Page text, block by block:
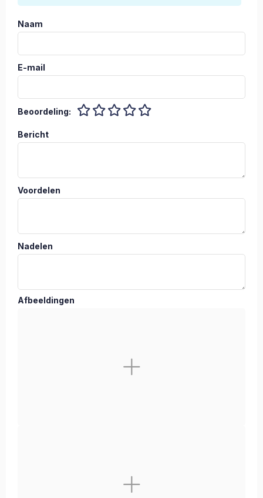
Naam
E-mail
Beoordeling:
Bericht
Voordelen
Nadelen
Afbeeldingen